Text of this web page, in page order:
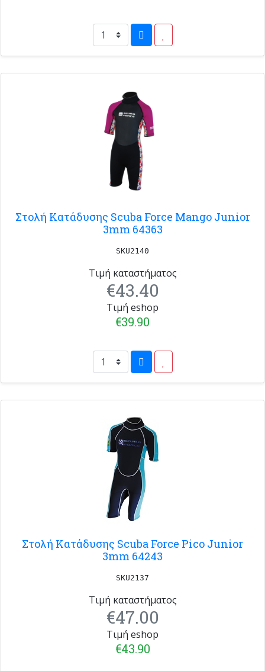
Στολή Κατάδυσης Scuba Force Mango Junior
3mm 64363
SKU2140
Τιμή καταστήματος
€43.40
Τιμή eshop
€39.90
Στολή Κατάδυσης Scuba Force Pico Junior
3mm 64243
SKU2137
Τιμή καταστήματος
€47.00
Τιμή eshop
€43.90